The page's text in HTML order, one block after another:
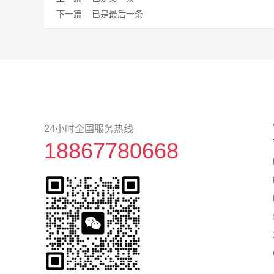
下一篇 已是最后一条
24小时全国服务热线
18867780668